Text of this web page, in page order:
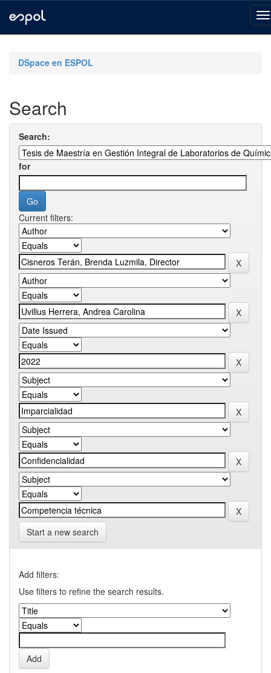
navigationDSpace en ESPOL
Search
Search:
for
Current filters:
Start a new search
Add filters:
Use filters to refine the search results.